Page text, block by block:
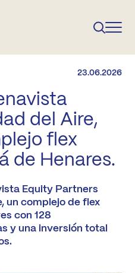
23.06.2026
del Aire,
flex
de Henares.
Equity Partners
un complejo de flex
con 128
y una inversión total